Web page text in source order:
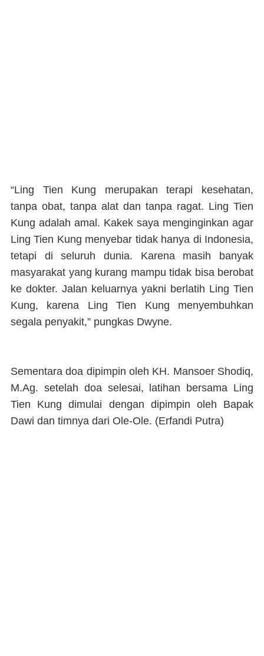
“Ling Tien Kung merupakan terapi kesehatan,
tanpa obat, tanpa alat dan tanpa ragat. Ling Tien
Kung adalah amal. Kakek saya menginginkan agar
Ling Tien Kung menyebar tidak hanya di Indonesia,
tetapi di seluruh dunia. Karena masih banyak
masyarakat yang kurang mampu tidak bisa berobat
ke dokter. Jalan keluarnya yakni berlatih Ling Tien
Kung, karena Ling Tien Kung menyembuhkan
segala penyakit,” pungkas Dwyne.
Sementara doa dipimpin oleh KH. Mansoer Shodiq,
M.Ag. setelah doa selesai, latihan bersama Ling
Tien Kung dimulai dengan dipimpin oleh Bapak
Dawi dan timnya dari Ole-Ole. (Erfandi Putra)